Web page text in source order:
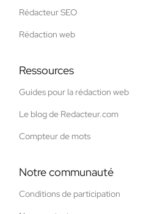
Rédacteur SEO
Rédaction web
Ressources
Guides pour la rédaction web
Le blog de Redacteur.com
Compteur de mots
Notre communauté
Conditions de participation